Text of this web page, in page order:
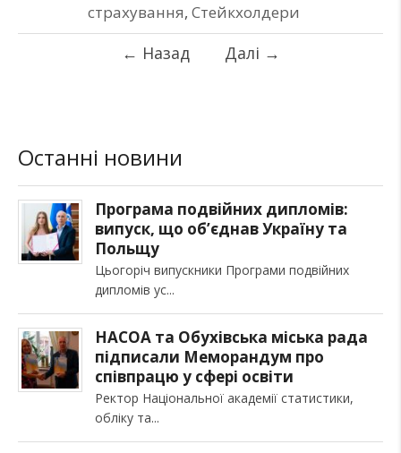
страхування, Стейкхолдери
← Назад Далі →
Останні новини
Програма подвійних дипломів:
випуск, що об’єднав Україну та
Польщу
Цьогоріч випускники Програми подвійних
дипломів ус
НАСОА та Обухівська міська рада
підписали Меморандум про
співпрацю у сфері освіти
Ректор Національної академії статистики,
обліку та